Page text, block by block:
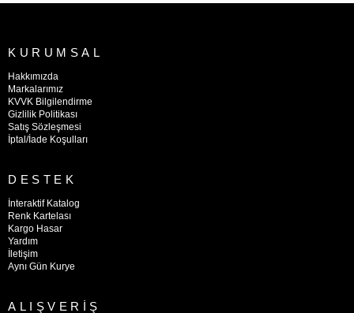
KURUMSAL
Hakkımızda
Markalarımız
KVVK Bilgilendirme
Gizlilik Politikası
Satış Sözleşmesi
İptal/İade Koşulları
DESTEK
İnteraktif Katalog
Renk Kartelası
Kargo Hasar
Yardım
İletişim
Aynı Gün Kurye
ALIŞVERİŞ